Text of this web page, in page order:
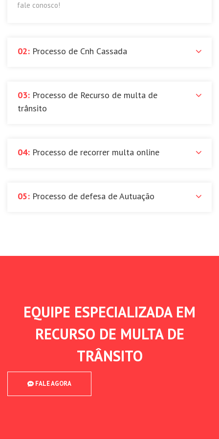
fale conosco!
02: Processo de Cnh Cassada
03: Processo de Recurso de multa de
trânsito
04: Processo de recorrer multa online
05: Processo de defesa de Autuação
EQUIPE ESPECIALIZADA EM
RECURSO DE MULTA DE
TRÂNSITO
FALE AGORA